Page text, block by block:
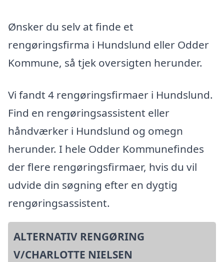
Ønsker du selv at finde et
rengøringsfirma i Hundslund eller Odder
Kommune, så tjek oversigten herunder.
Vi fandt 4 rengøringsfirmaer i Hundslund.
Find en rengøringsassistent eller
håndværker i Hundslund og omegn
herunder. I hele Odder Kommunefindes
der flere rengøringsfirmaer, hvis du vil
udvide din søgning efter en dygtig
rengøringsassistent.
ALTERNATIV RENGØRING
V/CHARLOTTE NIELSEN